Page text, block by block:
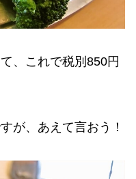
、これで税別850円
が、あえて言おう！